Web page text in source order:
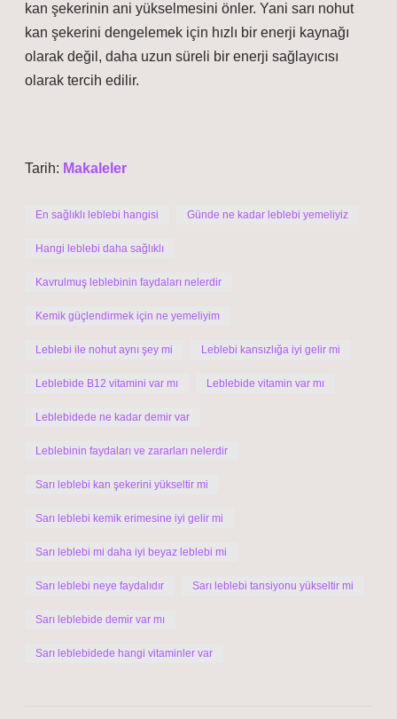
kan şekerinin ani yükselmesini önler. Yani sarı nohut
kan şekerini dengelemek için hızlı bir enerji kaynağı
olarak değil, daha uzun süreli bir enerji sağlayıcısı
olarak tercih edilir.
Tarih: Makaleler
En sağlıklı leblebi hangisi Günde ne kadar leblebi yemeliyiz
Hangi leblebi daha sağlıklı
Kavrulmuş leblebinin faydaları nelerdir
Kemik güçlendirmek için ne yemeliyim
Leblebi ile nohut aynı şey mi Leblebi kansızlığa iyi gelir mi
Leblebide B12 vitamini var mı Leblebide vitamin var mı
Leblebidede ne kadar demir var
Leblebinin faydaları ve zararları nelerdir
Sarı leblebi kan şekerini yükseltir mi
Sarı leblebi kemik erimesine iyi gelir mi
Sarı leblebi mi daha iyi beyaz leblebi mi
Sarı leblebi neye faydalıdır Sarı leblebi tansiyonu yükseltir mi
Sarı leblebide demir var mı
Sarı leblebidede hangi vitaminler var